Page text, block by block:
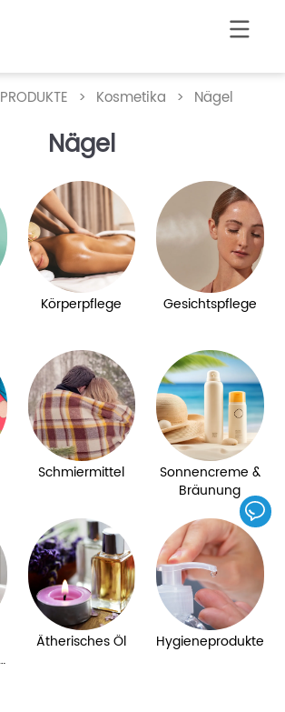
PRODUKTE > Kosmetika > Nägel
Nägel
Körperpflege Gesichtspflege
Schmiermittel
Sonnencreme &
Bräunung
Ätherisches Öl Hygieneprodukte